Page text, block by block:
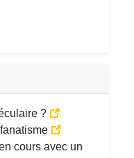
?
cours avec un